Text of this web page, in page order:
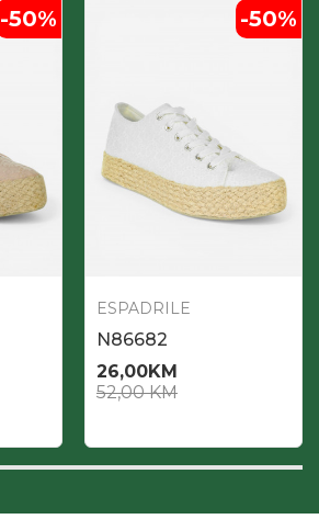
-50% -50%
ESPADRILE
N86682
26,00KM
52,00KM